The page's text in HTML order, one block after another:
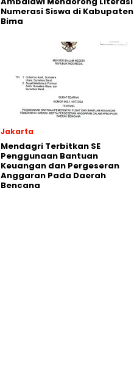
Numerasi Siswa di Kabupaten
Bima
Jakarta
Mendagri Terbitkan SE
Penggunaan Bantuan
Keuangan dan Pergeseran
Anggaran Pada Daerah
Bencana